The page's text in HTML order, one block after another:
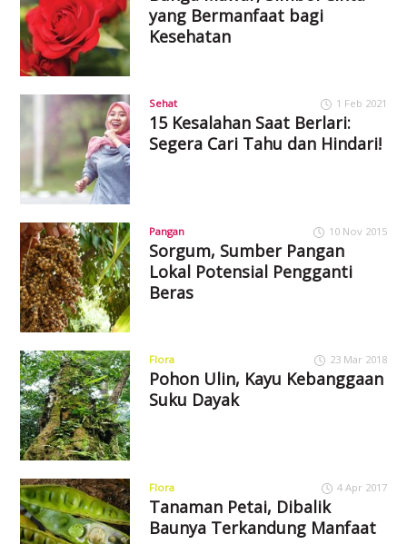
yang Bermanfaat bagi
Kesehatan
Sehat 1 Feb 2021
15 Kesalahan Saat Berlari:
Segera Cari Tahu dan Hindari!
Pangan 10 Nov 2015
Sorgum, Sumber Pangan
Lokal Potensial Pengganti
Beras
Flora 23 Mar 2018
Pohon Ulin, Kayu Kebanggaan
Suku Dayak
Flora 4 Apr 2017
Tanaman Petai, Dibalik
Baunya Terkandung Manfaat